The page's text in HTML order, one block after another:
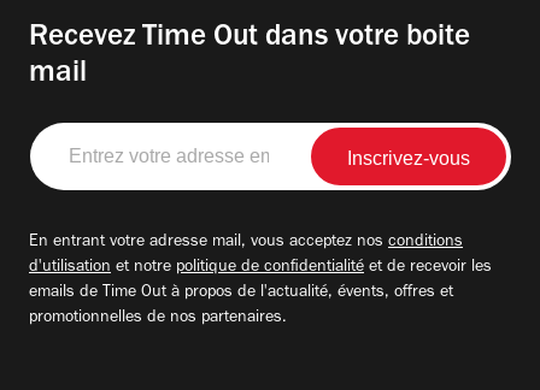
Recevez Time Out dans votre boite
mail
Entrez
votre
adresse
En entrant votre adresse mail, vous acceptez nos conditions
d'utilisation et notre politique de confidentialité et de recevoir les
emails de Time Out à propos de l'actualité, évents, offres et
promotionnelles de nos partenaires.